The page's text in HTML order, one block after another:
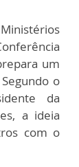
um
o
da
a ideia
com o